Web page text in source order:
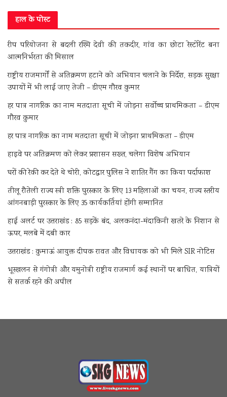
हाल के पोस्ट
रीप परियोजना से बदली रश्मि देवी की तकदीर, गांव का छोटा रेस्टोरेंट बना
आत्मनिर्भरता की मिसाल
राष्ट्रीय राजमार्गों से अतिक्रमण हटाने को अभियान चलाने के निर्देश, सड़क सुरक्षा
उपायों में भी लाई जाए तेजी – डीएम गौरव कुमार
हर पात्र नागरिक का नाम मतदाता सूची में जोड़ना सर्वोच्च प्राथमिकता – डीएम
गौरव कुमार
हर पात्र नागरिक का नाम मतदाता सूची में जोड़ना प्राथमिकता – डीएम
हाइवे पर अतिक्रमण को लेकर प्रशासन सख्त, चलेगा विशेष अभियान
घरों की रेकी कर देते थे चोरी, कोटद्वार पुलिस ने शातिर गैंग का किया पर्दाफाश
तीलू रौतेली राज्य स्त्री शक्ति पुरस्कार के लिए 13 महिलाओं का चयन, राज्य स्तरीय
आंगनबाड़ी पुरस्कार के लिए 35 कार्यकर्तियां होंगी सम्मानित
हाई अलर्ट पर उत्तराखंड : 85 सड़कें बंद, अलकनंदा-मंदाकिनी खतरे के निशान से
ऊपर, मलबे में दबी कार
उत्तराखंड : कुमाऊं आयुक्त दीपक रावत और विधायक को भी मिले SIR नोटिस
भूस्खलन से गंगोत्री और यमुनोत्री राष्ट्रीय राजमार्ग कई स्थानों पर बाधित, यात्रियों
से सतर्क रहने की अपील